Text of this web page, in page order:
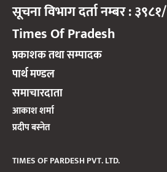
सूचना विभाग दर्ता नम्बर :
Times Of Pradesh
प्रकाशक तथा सम्पादक
पार्थ मण्डल
समाचारदाता
आकाश शर्मा
प्रदीप बस्नेत
TIMES OF PARDESH PVT. LTD.